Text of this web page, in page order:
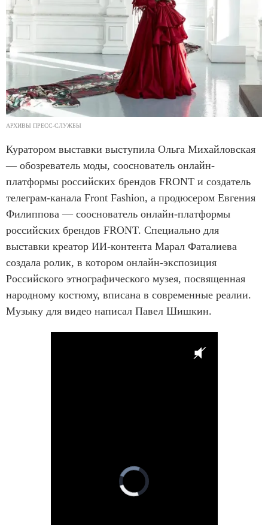
АРХИВЫ ПРЕСС-СЛУЖБЫ
Куратором выставки выступила Ольга Михайловская
— обозреватель моды, сооснователь онлайн-
платформы российских брендов FRONT и создатель
телеграм-канала Front Fashion, а продюсером Евгения
Филиппова — сооснователь онлайн-платформы
российских брендов FRONT. Специально для
выставки креатор ИИ-контента Марал Фаталиева
создала ролик, в котором онлайн-экспозиция
Российского этнографического музея, посвященная
народному костюму, вписана в современные реалии.
Музыку для видео написал Павел Шишкин.